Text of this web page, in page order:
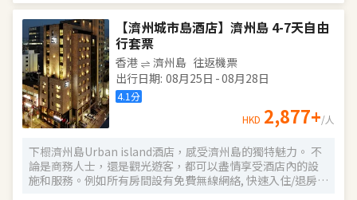
便前往主要地區景點和商業區，距濟州國際機場僅 3.5 公里。
Best Western Jeju Hotel 的工作人員熱情友好，竭誠保證您
在濟州島享受難忘的住宿體驗。
【濟州城市島酒店】濟州島 4-7天自由
行套票
香港 濟州島 往返機票
出行日期: 08月25日 -08月28日
4.1分
HKD 2,877+/人
下榻濟州島Urban island酒店，感受濟州島的獨特魅力。 不
論是商務人士，還是觀光遊客，都可以盡情享受酒店內的設
施和服務。例如所有房間設有免費無線網絡, 快速入住/退房登